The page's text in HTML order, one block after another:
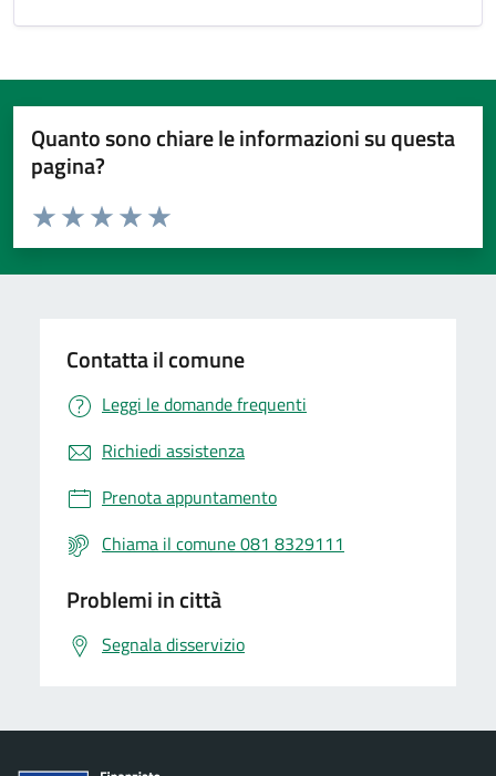
Quanto sono chiare le informazioni su questa
pagina?
Valuta da 1 a 5 stelle la pagina
Valuta 5 stelle su 5
Valuta 4 stelle su 5
Valuta 3 stelle su 5
Valuta 2 stelle su 5
Valuta 1 stelle su 5
Contatta il comune
Leggi le domande frequenti
Richiedi assistenza
Prenota appuntamento
Chiama il comune 081 8329111
Problemi in città
Segnala disservizio